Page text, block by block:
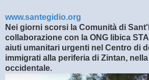
www.santegidio.org
Nei giorni scorsi la Comunità di
collaborazione con la ONG libica
aiuti umanitari urgenti nel Centro di
immigrati alla periferia di Zintan,
occidentale.